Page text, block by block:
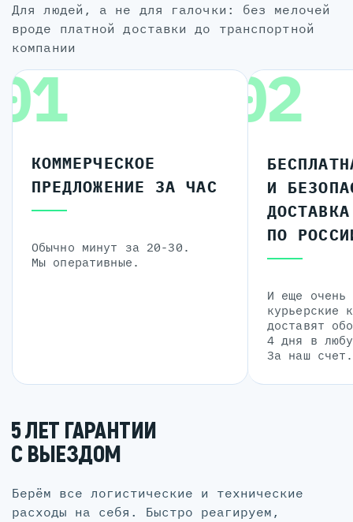
для людей, а не для галочки: без мелочей
вроде платной доставки до транспортной
компании
КОММЕРЧЕСКОЕ
ПРЕДЛОЖЕНИЕ ЗА ЧАС
Обычно минут за 20-30.
Мы оперативные.
02
И
ДОСТАВКА
ПО
И еще очень
курьерские
доставят
4 дня в
За наш счет.
5 ЛЕТ ГАРАНТИИ
С ВЫЕЗДОМ
Берём все логистические и технические
расходы на себя. Быстро реагируем,